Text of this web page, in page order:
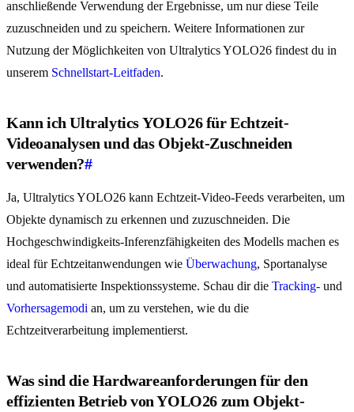
anschließende Verwendung der Ergebnisse, um nur diese Teile
zuzuschneiden und zu speichern. Weitere Informationen zur
Nutzung der Möglichkeiten von Ultralytics YOLO26 findest du in
unserem Schnellstart-Leitfaden.
Kann ich Ultralytics YOLO26 für Echtzeit-
Videoanalysen und das Objekt-Zuschneiden
verwenden?#
Ja, Ultralytics YOLO26 kann Echtzeit-Video-Feeds verarbeiten, um
Objekte dynamisch zu erkennen und zuzuschneiden. Die
Hochgeschwindigkeits-Inferenzfähigkeiten des Modells machen es
ideal für Echtzeitanwendungen wie Überwachung, Sportanalyse
und automatisierte Inspektionssysteme. Schau dir die Tracking- und
Vorhersagemodi an, um zu verstehen, wie du die
Echtzeitverarbeitung implementierst.
Was sind die Hardwareanforderungen für den
effizienten Betrieb von YOLO26 zum Objekt-